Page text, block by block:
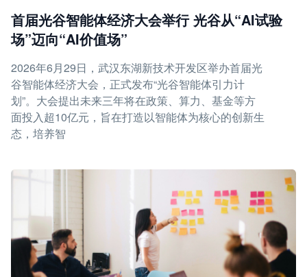
首届光谷智能体经济大会举行 光谷从“AI试验
场”迈向“AI价值场”
2026年6月29日，武汉东湖新技术开发区举办首届光
谷智能体经济大会，正式发布“光谷智能体引力计
划”。大会提出未来三年将在政策、算力、基金等方
面投入超10亿元，旨在打造以智能体为核心的创新生
态，培养智